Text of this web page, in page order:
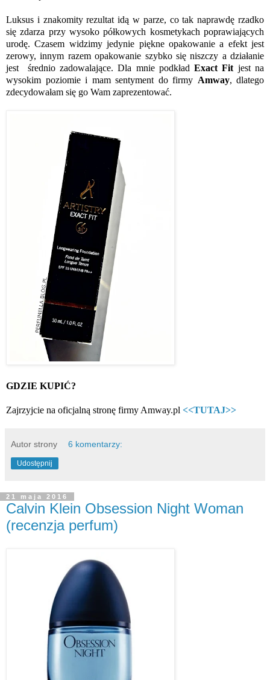
Luksus i znakomity rezultat idą w parze, co tak naprawdę rzadko
się zdarza przy wysoko półkowych kosmetykach poprawiających
urodę. Czasem widzimy jedynie piękne opakowanie a efekt jest
zerowy, innym razem opakowanie szybko się niszczy a działanie
jest średnio zadowalające. Dla mnie podkładExact Fit jest na
wysokim poziomie i mam sentyment do firmy Amway, dlatego
zdecydowałam się go Wam zaprezentować.
GDZIE KUPIĆ?
Zajrzyjcie na oficjalną stronę firmy Amway.pl <<TUTAJ>>
Autor strony 6 komentarzy:
Udostępnij
21 maja 2016
Calvin Klein Obsession Night Woman
(recenzja perfum)